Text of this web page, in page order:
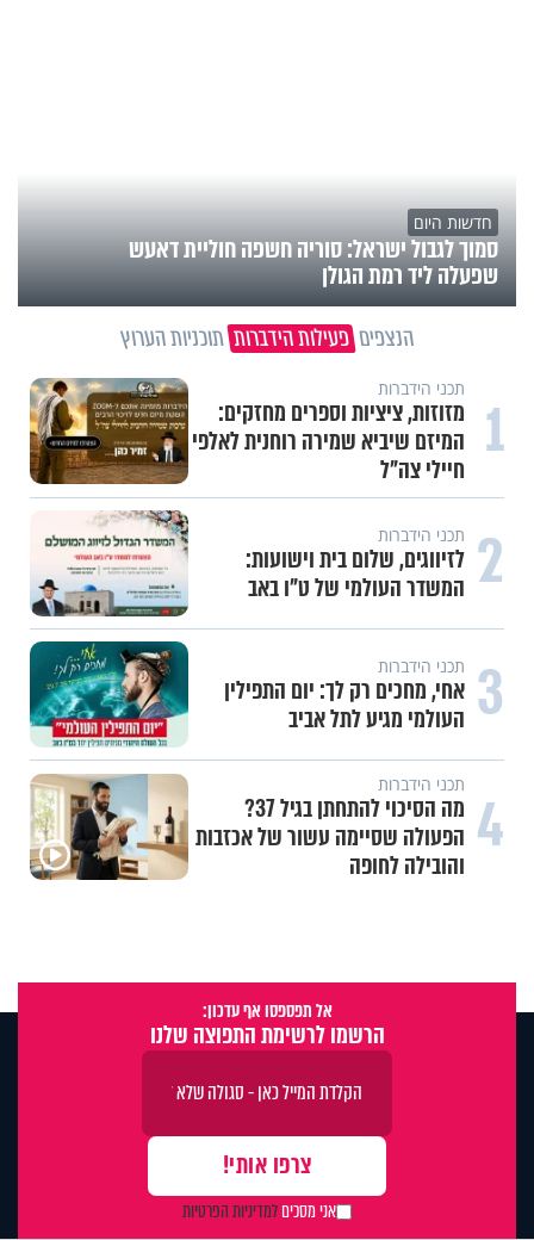
חדשות היום
סמוך לגבול ישראל: סוריה חשפה חוליית דאעש
שפעלה ליד רמת הגולן
הנצפים פעילות הידברות תוכניות הערוץ
1 תכני הידברות
מזוזות, ציציות וספרים מחזקים:
המיזם שיביא שמירה רוחנית לאלפי
חיילי צה"ל
2 תכני הידברות
לזיווגים, שלום בית וישועות:
המשדר העולמי של ט"ו באב
3 תכני הידברות
אחי, מחכים רק לך: יום התפילין
העולמי מגיע לתל אביב
4 תכני הידברות
מה הסיכוי להתחתן בגיל 37?
הפעולה שסיימה עשור של אכזבות
והובילה לחופה
אל תפספסו אף עדכון:
הרשמו לרשימת התפוצה שלנו
אני מסכיםלמדיניות הפרטיות